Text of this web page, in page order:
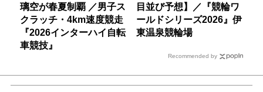
璃空が春夏制覇 ／男子ス
クラッチ・4km速度競走
『2026インターハイ自転
車競技』
目並び予想】／『競輪ワ
ールドシリーズ2026』伊
東温泉競輪場
Recommended by